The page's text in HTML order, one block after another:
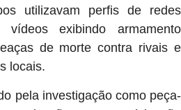
utilizavam perfis de redes
exibindo armamento
de morte contra rivais e
locais.
pela investigação como peça-